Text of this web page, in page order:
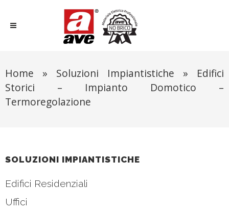
Home » Soluzioni Impiantistiche » Edifici
Storici – Impianto Domotico –
Termoregolazione
SOLUZIONI IMPIANTISTICHE
Edifici Residenziali
Uffici